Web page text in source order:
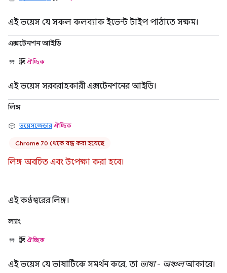
এই ভয়েস যে সকল কলব্যাক ইভেন্ট টাইপ পাঠাতে সক্ষম।
এক্সটেনশন আইডি
স্ট্রিং ঐচ্ছিক
এই ভয়েস সরবরাহকারী এক্সটেনশনের আইডি।
লিঙ্গ
ভয়েসজেন্ডার ঐচ্ছিক
Chrome 70 থেকে বন্ধ করা হয়েছে
লিঙ্গ অবচিত এবং উপেক্ষা করা হবে।
এই কণ্ঠস্বরের লিঙ্গ।
ল্যাং
স্ট্রিং ঐচ্ছিক
এই ভয়েস যে ভাষাটিকে সমর্থন করে, তা ভাষা- অঞ্চলআকারে।